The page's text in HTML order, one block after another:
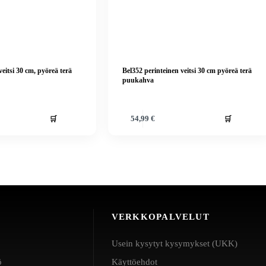
30 cm, pyöreä terä
🛒
Bel352 perinteinen veitsi 30 cm pyöreä terä
puukahva
54,99 € 🛒
VERKKOPALVELUT
Usein kysytyt kysymykset (UKK)
Käyttöehdot